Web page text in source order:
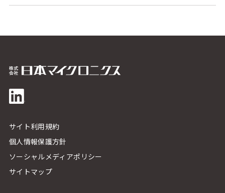
サイト利用規約
個人情報保護方針
ソーシャルメディアポリシー
サイトマップ